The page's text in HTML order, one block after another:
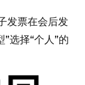
发票在会后发
选择“个人”的